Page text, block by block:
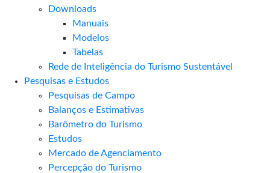
Downloads
Manuais
Modelos
Tabelas
Rede de Inteligência do Turismo Sustentável
Pesquisas e Estudos
Pesquisas de Campo
Balanços e Estimativas
Barômetro do Turismo
Estudos
Mercado de Agenciamento
Percepção do Turismo